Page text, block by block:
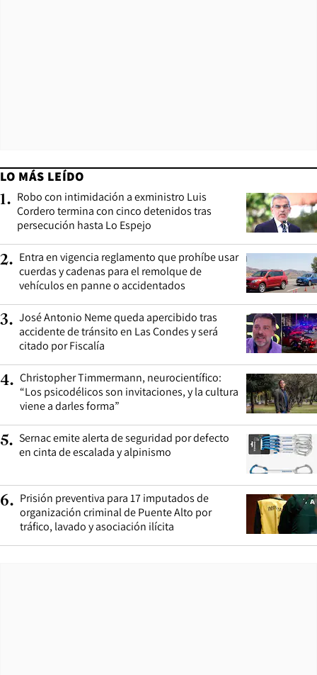
LO MÁS LEÍDO
1. Robo con intimidación a exministro Luis
Cordero termina con cinco detenidos tras
persecución hasta Lo Espejo
2. Entra en vigencia reglamento que prohíbe usar
cuerdas y cadenas para el remolque de
vehículos en panne o accidentados
3. José Antonio Neme queda apercibido tras
accidente de tránsito en Las Condes y será
citado por Fiscalía
4. Christopher Timmermann, neurocientífico:
“Los psicodélicos son invitaciones, y la cultura
viene a darles forma”
5. Sernac emite alerta de seguridad por defecto
en cinta de escalada y alpinismo
6. Prisión preventiva para 17 imputados de
organización criminal de Puente Alto por
tráfico, lavado y asociación ilícita